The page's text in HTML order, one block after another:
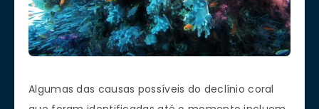
Algumas das causas possíveis do declínio coral